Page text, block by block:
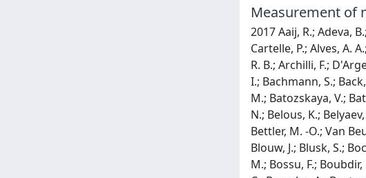
Measurement of
2017 Aaij, R.; Adeva, B.; Adinolfi, M.; Ajaltouni, Z.; Akar, S.; Albrecht, J.; Alessio, F.; Alexander, M.; Ali, S.; Alkhazov, G.; Alvarez Cartelle, P.; Alves, A. A.; Amato, S.; Amerio, S.; Amhis, Y.; An, L.; Anderlini, L.; Andreassi, G.; Andreotti, M.; Andrews, J. E.; Appleby, R. B.; Archilli, F.; D'Argent, P.; Arnau Romeu, J.; Artamonov, A.; Artuso, M.; Aslanides, E.; Auriemma, G.; Baalouch, M.; Babuschkin, I.; Bachmann, S.; Back, J. J.; Badalov, A.; Baesso, C.; Baker, S.; Baldini, W.; Barlow, R. J.; Barschel, C.; Barsuk, S.; Barter, W.; Baszczyk, M.; Batozskaya, V.; Batsukh, B.; Battista, V.; Bay, A.; Beaucourt, L.; Beddow, J.; Bedeschi, F.; Bediaga, I.; Bel, L. J.; Bellee, V.; Belloli, N.; Belous, K.; Belyaev, I.; Ben-Haim, E.; Bencivenni, G.; Benson, S.; Benton, J.; Berezhnoy, A.; Bernet, R.; Bertolin, A.; Betti, F.; Bettler, M. -O.; Van Beuzekom, M.; Bezshyiko, I.; Bifani, S.; Billoir, P.; Bird, T.; Birnkraut, A.; Bitadze, A.; Bizzeti, A.; Blake, T.; Blanc, F.; Blouw, J.; Blusk, S.; Bocci, V.; Boettcher, T.; Bondar, A.; Bondar, N.; Bonivento, W.; Borgheresi, A.; Borghi, S.; Borisyak, M.; Borsato, M.; Bossu, F.; Boubdir, M.; Bowcock, T. J. V.; Bowen, E.; Bozzi, C.; Braun, S.; Britsch, M.; Britton, T.; Brodzicka, J.; Buchanan, E.; Burr, C.; Bursche, A.; Buytaert, J.; Cadeddu, S.; Calabrese, R.; Calvi, M.; Calvo Gomez, M.; Camboni, A.; Campana, P.; Campora Perez, D.; Campora Perez, D. H.; Capriotti, L.; Carbone, A.; Carboni, G.; Cardinale, R.; Cardini, A.; Carniti, P.; Carson, L.; Carvalho Akiba, K.; Casse, G.; Cassina, L.; Castillo Garcia, L.; Cattaneo, M.; Cauet, C.; Cavallero, G.; Cenci, R.; Charles, M.; Charpentier, P.; Chatzikonstantinidis, G.; Chefdeville, M.; Chen, S.; Cheung, S. -F.; Chobanova, V.; Chrzaszcz, M.; Cid Vidal, X.; Ciezarek, G.;